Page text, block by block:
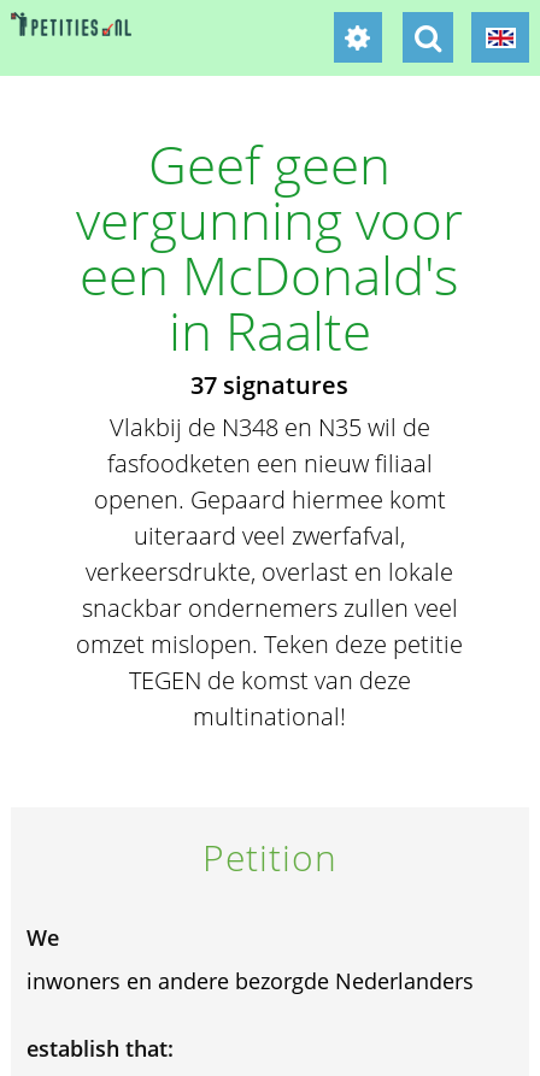
Geef geen
vergunning voor
een McDonald's
in Raalte
37 signatures
Vlakbij de N348 en N35 wil de
fasfoodketen een nieuw filiaal
openen. Gepaard hiermee komt
uiteraard veel zwerfafval,
verkeersdrukte, overlast en lokale
snackbar ondernemers zullen veel
omzet mislopen. Teken deze petitie
TEGEN de komst van deze
multinational!
Petition
We
inwoners en andere bezorgde Nederlanders
establish that: